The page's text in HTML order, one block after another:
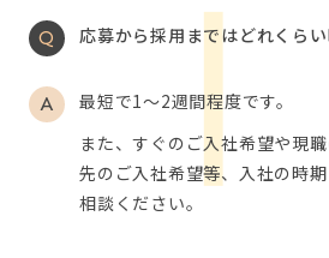
応募から採用まではどれくら
最短で1～2週間程度です。
また、すぐのご入社希望や現
先のご入社希望等、入社の時
相談ください。